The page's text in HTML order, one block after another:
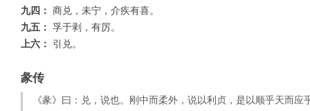
九四： 商兑，未宁，介疾有喜。
九五： 孚于剥，有厉。
上六：
引兑。
彖传
《彖》曰：兑，说也。刚中而柔外，说以利贞，是以顺乎天而应